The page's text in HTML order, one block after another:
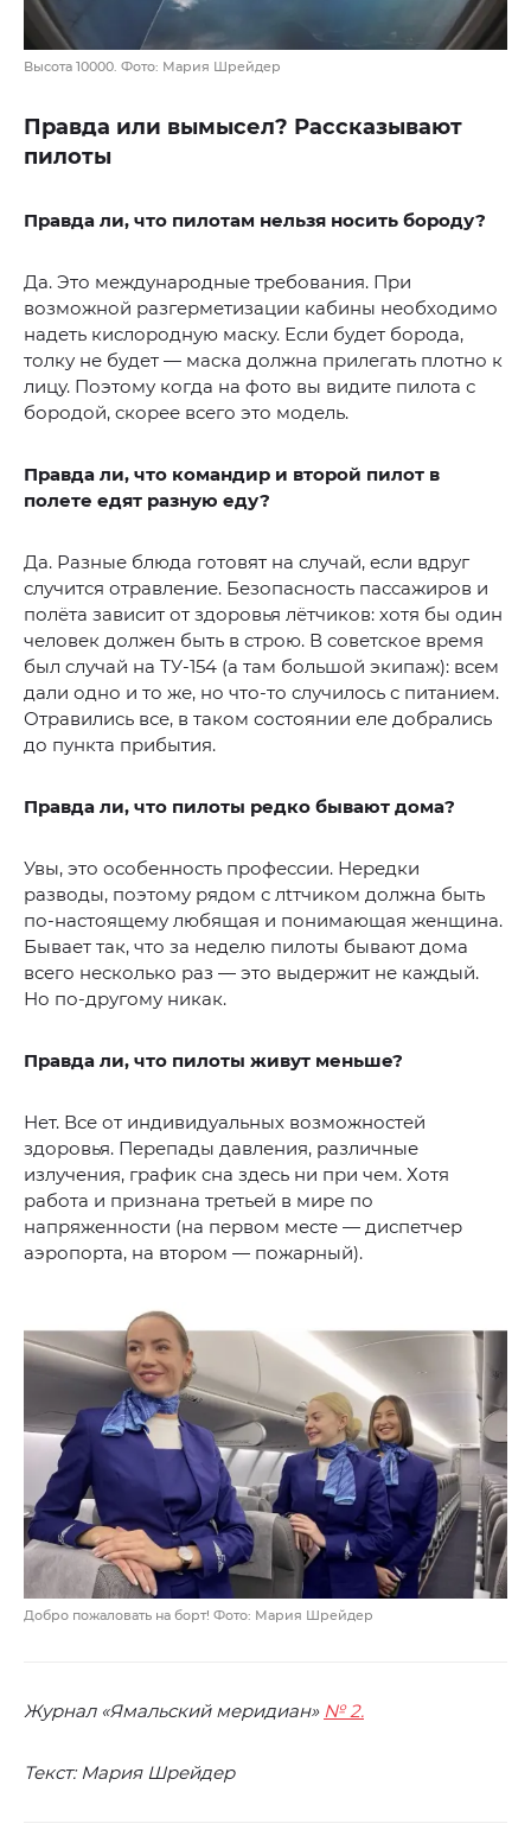
Высота 10000. Фото: Мария Шрейдер
Правда или вымысел? Рассказывают
пилоты
Правда ли, что пилотам нельзя носить бороду?
Да. Это международные требования. При
возможной разгерметизации кабины необходимо
надеть кислородную маску. Если будет борода,
толку не будет — маска должна прилегать плотно к
лицу. Поэтому когда на фото вы видите пилота с
бородой, скорее всего это модель.
Правда ли, что командир и второй пилот в
полете едят разную еду?
Да. Разные блюда готовят на случай, если вдруг
случится отравление. Безопасность пассажиров и
полёта зависит от здоровья лётчиков: хотя бы один
человек должен быть в строю. В советское время
был случай на ТУ-154 (а там большой экипаж): всем
дали одно и то же, но что-то случилось с питанием.
Отравились все, в таком состоянии еле добрались
до пункта прибытия.
Правда ли, что пилоты редко бывают дома?
Увы, это особенность профессии. Нередки
разводы, поэтому рядом с лtтчиком должна быть
по-настоящему любящая и понимающая женщина.
Бывает так, что за неделю пилоты бывают дома
всего несколько раз — это выдержит не каждый.
Но по-другому никак.
Правда ли, что пилоты живут меньше?
Нет. Все от индивидуальных возможностей
здоровья. Перепады давления, различные
излучения, график сна здесь ни при чем. Хотя
работа и признана третьей в мире по
напряженности (на первом месте — диспетчер
аэропорта, на втором — пожарный).
Добро пожаловать на борт! Фото: Мария Шрейдер
Журнал «Ямальский меридиан» № 2.
Текст: Мария Шрейдер